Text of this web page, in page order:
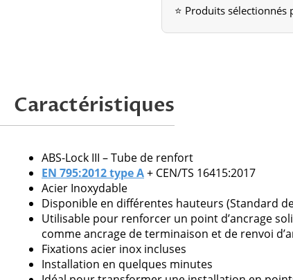
⭐ Produits
Attention, nous
Veuillez
laisser
ce
champ
vide.
Caractéristiques
ABS-Lock III – Tube de renfort
EN 795:2012 type A+ CEN/TS 16415:2017
Acier Inoxydable
Disponible en différentes hauteurs (Standard
Utilisable pour renforcer un point d’ancrage
comme ancrage de terminaison et de renvoi
Fixations acier inox incluses
Installation en quelques minutes